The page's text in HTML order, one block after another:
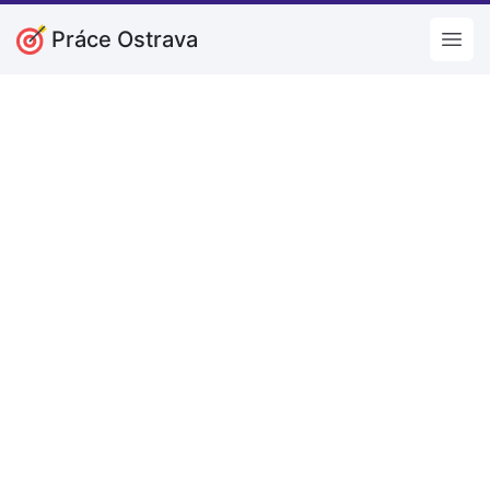
Práce Ostrava